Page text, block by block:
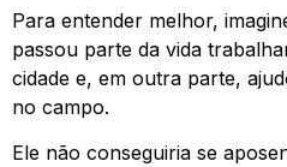
Para entender melhor,
passou parte da vida
cidade e, em outra parte,
no campo.
Ele não conseguiria se